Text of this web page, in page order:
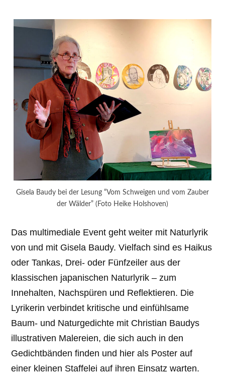
Gisela Baudy bei der Lesung “Vom Schweigen und vom Zauber
der Wälder” (Foto Heike Holshoven)
Das multimediale Event geht weiter mit Naturlyrik
von und mit Gisela Baudy. Vielfach sind es Haikus
oder Tankas, Drei- oder Fünfzeiler aus der
klassischen japanischen Naturlyrik – zum
Innehalten, Nachspüren und Reflektieren. Die
Lyrikerin verbindet kritische und einfühlsame
Baum- und Naturgedichte mit Christian Baudys
illustrativen Malereien, die sich auch in den
Gedichtbänden finden und hier als Poster auf
einer kleinen Staffelei auf ihren Einsatz warten.